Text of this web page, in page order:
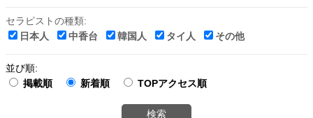
セラピストの種類:
日本人
中香台 韓国人 タイ人 その他
並び順:
掲載順
新着順 TOPアクセス順
検索